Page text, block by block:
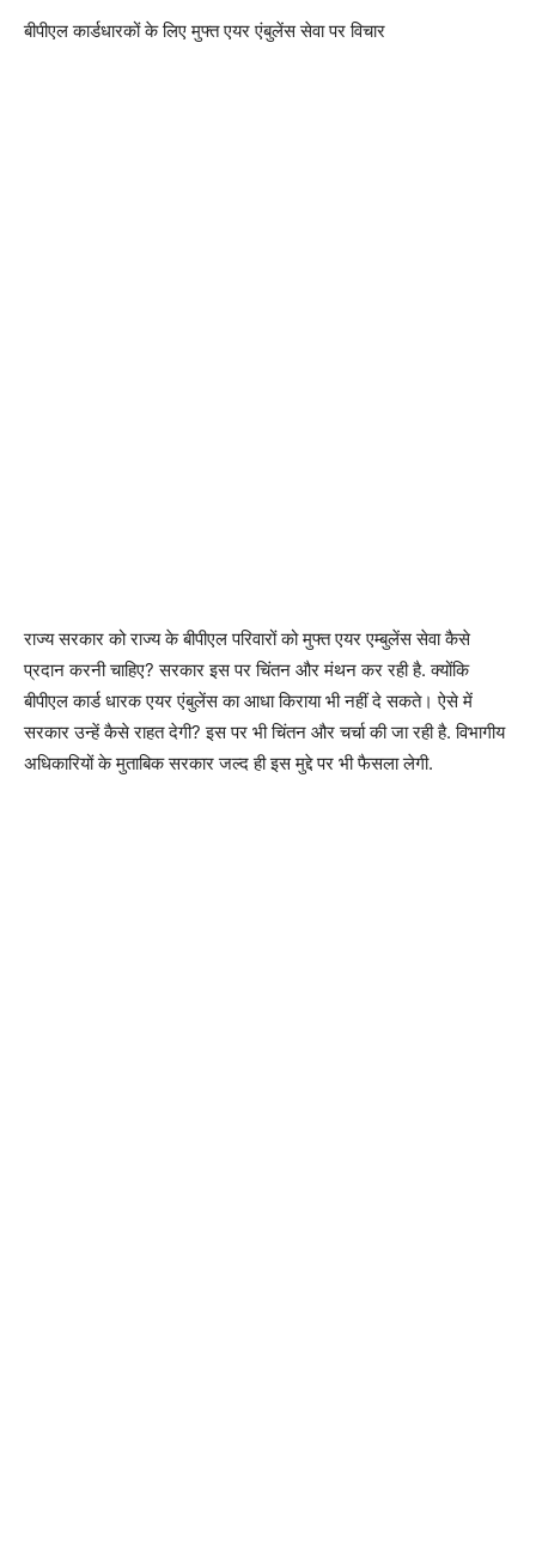
बीपीएल कार्डधारकों के लिए मुफ्त एयर एंबुलेंस सेवा पर विचार
राज्य सरकार को राज्य के बीपीएल परिवारों को मुफ्त एयर एम्बुलेंस सेवा कैसे
प्रदान करनी चाहिए? सरकार इस पर चिंतन और मंथन कर रही है. क्योंकि
बीपीएल कार्ड धारक एयर एंबुलेंस का आधा किराया भी नहीं दे सकते। ऐसे में
सरकार उन्हें कैसे राहत देगी? इस पर भी चिंतन और चर्चा की जा रही है. विभागीय
अधिकारियों के मुताबिक सरकार जल्द ही इस मुद्दे पर भी फैसला लेगी.